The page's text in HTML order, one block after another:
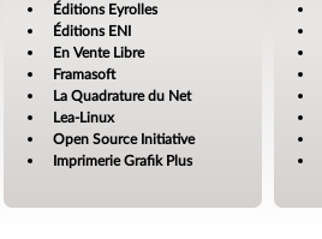
Éditions Eyrolles
Éditions ENI
En Vente Libre
Framasoft
La Quadrature du Net
Lea-Linux
Open Source Initiative
Imprimerie Grafik Plus